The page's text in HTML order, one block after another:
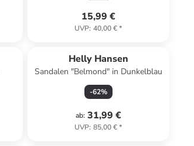
15,99 €
UVP: 40,00 €*
Helly Hansen
Sandalen "Belmond" in Dunkelblau
-62%
ab: 31,99 €
UVP: 85,00 €*